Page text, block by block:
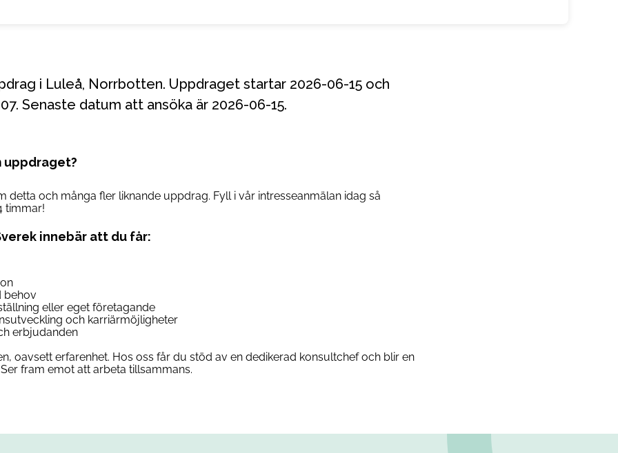
Senaste datum att ansöka är 2026-06-15.
uppdraget?
detta och många fler liknande uppdrag. Fyll i vår intresseanmälan idag så
timmar!
innebär att du får:
behov
eller eget företagande
och karriärmöjligheter
erbjudanden
oavsett erfarenhet. Hos oss får du stöd av en dedikerad konsultchef och blir en
fram emot att arbeta tillsammans.